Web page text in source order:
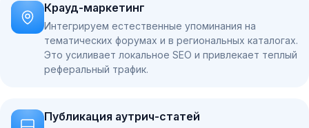
Крауд-маркетинг
Интегрируем естественные упоминания на
тематических форумах и в региональных каталогах.
Это усиливает локальное SEO и привлекает теплый
реферальный трафик.
Публикация аутрич-статей